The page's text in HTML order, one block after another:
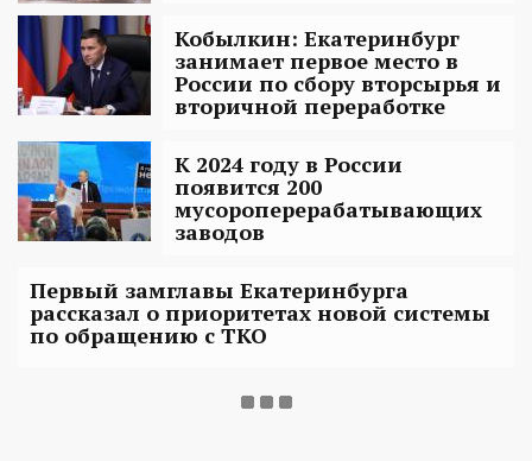
Кобылкин: Екатеринбург
занимает первое место в
России по сбору вторсырья и
вторичной переработке
К 2024 году в России
появится 200
мусороперерабатывающих
заводов
Первый замглавы Екатеринбурга
рассказал о приоритетах новой системы
по обращению с ТКО